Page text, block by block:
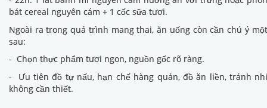
bát cereal nguyên cám + 1 cốc sữa tươi.
Ngoài ra trong quá trình mang thai, ăn uống còn cần chú ý
sau:
- Chọn thực phẩm tươi ngon, nguồn gốc rõ ràng.
- Ưu tiên đồ tự nấu, hạn chế hàng quán, đồ ăn liền, tránh
không cần thiết.